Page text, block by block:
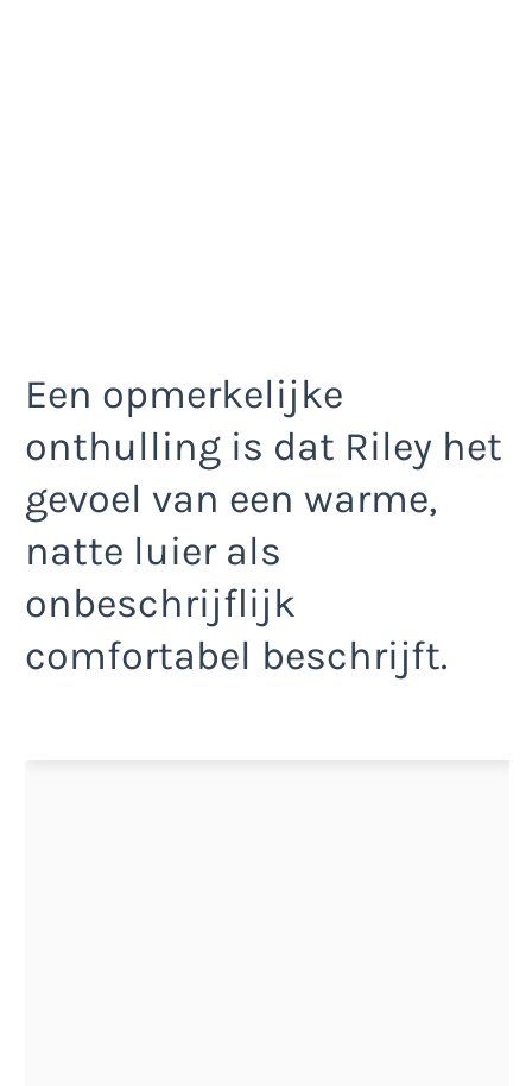
Een opmerkelijke
onthulling is dat Riley het
gevoel van een warme,
natte luier als
onbeschrijflijk
comfortabel beschrijft.